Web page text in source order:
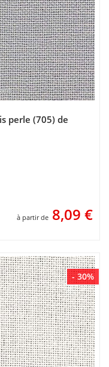
perle (705) de
à partir de 8,09 €
- 30%